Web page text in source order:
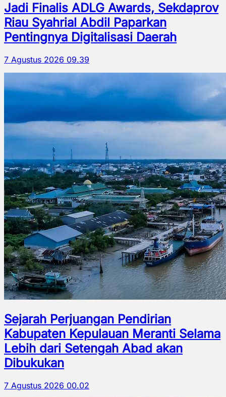
Jadi Finalis ADLG Awards, Sekdaprov
Riau Syahrial Abdil Paparkan
Pentingnya Digitalisasi Daerah
7 Agustus 2026 09.39
Sejarah Perjuangan Pendirian
Kabupaten Kepulauan Meranti Selama
Lebih dari Setengah Abad akan
Dibukukan
7 Agustus 2026 00.02